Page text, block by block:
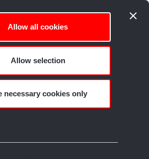
Allow all cookies
Allow selection
necessary cookies only